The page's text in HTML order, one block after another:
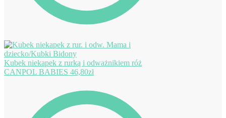
Kubek niekapek z rurką i odważnikiem róż
CANPOL BABIES 46,80zł